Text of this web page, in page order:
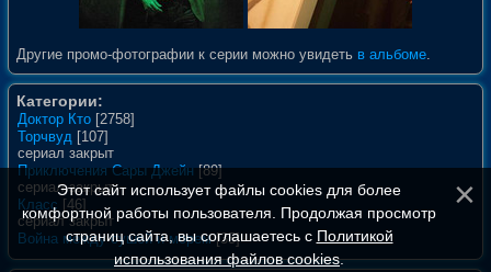
Другие промо-фотографии к серии можно увидеть в альбоме.
Категории:
Доктор Кто [2758]
Торчвуд [107]
сериал закрыт
Приключения Сары Джейн [89]
сериал закрыт
Класс [46]
сериал закрыт
Война между сушей и морем [35]
Этот сайт использует файлы cookies для более
комфортной работы пользователя. Продолжая просмотр
страниц сайта, вы соглашаетесь с Политикой
использования файлов cookies.